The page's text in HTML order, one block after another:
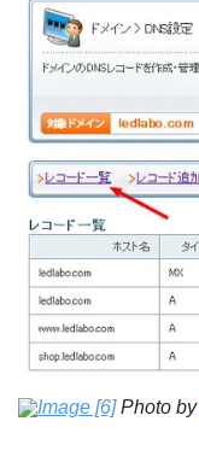
Image [6]Photo by